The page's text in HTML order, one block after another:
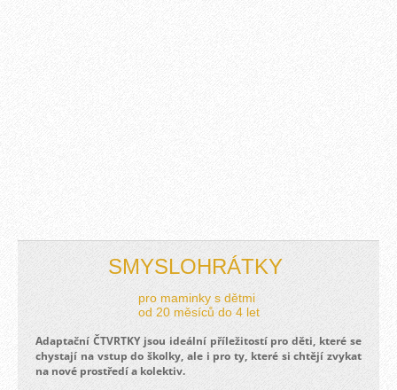
SMYSLOHRÁTKY
pro maminky s dětmi
od 20 měsíců do 4 let
Adaptační ČTVRTKY jsou ideální příležitostí pro děti, které se
chystají na vstup do školky, ale i pro ty, které si chtějí zvykat
na nové prostředí a kolektiv.